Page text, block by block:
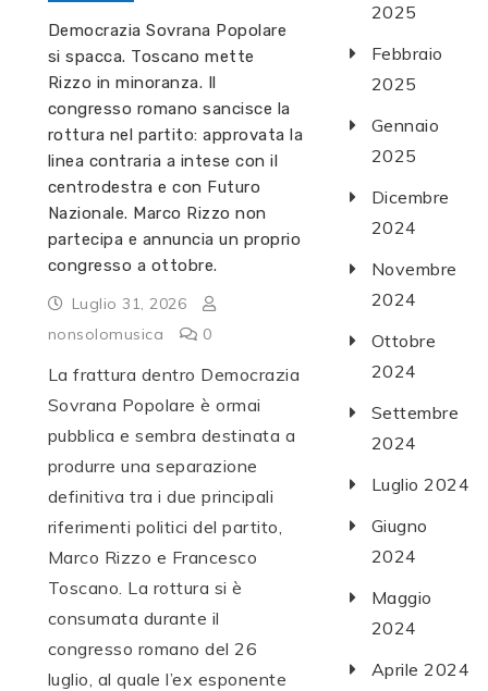
Democrazia Sovrana Popolare
si spacca. Toscano mette
Rizzo in minoranza. Il
congresso romano sancisce la
rottura nel partito: approvata la
linea contraria a intese con il
centrodestra e con Futuro
Nazionale. Marco Rizzo non
partecipa e annuncia un proprio
congresso a ottobre.
Luglio 31, 2026
nonsolomusica
0
La frattura dentro Democrazia
Sovrana Popolare è ormai
pubblica e sembra destinata a
produrre una separazione
definitiva tra i due principali
riferimenti politici del partito,
Marco Rizzo e Francesco
Toscano. La rottura si è
consumata durante il
congresso romano del 26
luglio, al quale l’ex esponente
2025
Febbraio
2025
Gennaio
2025
Dicembre
2024
Novembre
2024
Ottobre
2024
Settembre
2024
Luglio 2024
Giugno
2024
Maggio
2024
Aprile 2024